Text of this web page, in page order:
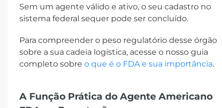
Sem um agente válido e ativo, o seu cadastro no
sistema federal sequer pode ser concluído.
Para compreender o peso regulatório desse órgão
sobre a sua cadeia logística, acesse o nosso guia
completo sobre o que é o FDA e sua importância.
A Função Prática do Agente Americano